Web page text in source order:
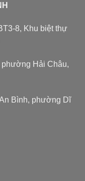
8, Khu biệt thự
phường Hải Châu,
Bình, phường Dĩ